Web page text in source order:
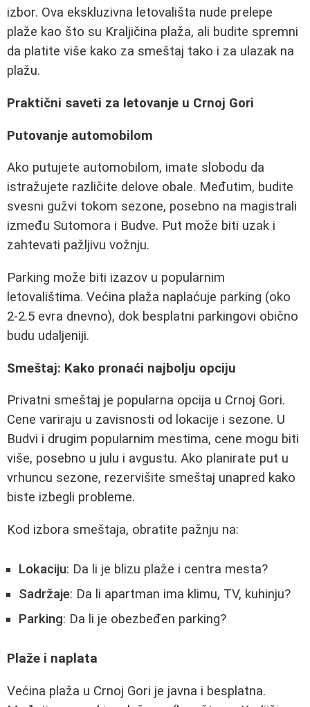
izbor. Ova ekskluzivna letovališta nude prelepe
plaže kao što su Kraljičina plaža, ali budite spremni
da platite više kako za smeštaj tako i za ulazak na
plažu.
Praktični saveti za letovanje u Crnoj Gori
Putovanje automobilom
Ako putujete automobilom, imate slobodu da
istražujete različite delove obale. Međutim, budite
svesni gužvi tokom sezone, posebno na magistrali
između Sutomora i Budve. Put može biti uzak i
zahtevati pažljivu vožnju.
Parking može biti izazov u popularnim
letovalištima. Većina plaža naplaćuje parking (oko
2-2.5 evra dnevno), dok besplatni parkingovi obično
budu udaljeniji.
Smeštaj: Kako pronaći najbolju opciju
Privatni smeštaj je popularna opcija u Crnoj Gori.
Cene variraju u zavisnosti od lokacije i sezone. U
Budvi i drugim popularnim mestima, cene mogu biti
više, posebno u julu i avgustu. Ako planirate put u
vrhuncu sezone, rezervišite smeštaj unapred kako
biste izbegli probleme.
Kod izbora smeštaja, obratite pažnju na:
Lokaciju: Da li je blizu plaže i centra mesta?
Sadržaje: Da li apartman ima klimu, TV, kuhinju?
Parking: Da li je obezbeđen parking?
Plaže i naplata
Većina plaža u Crnoj Gori je javna i besplatna.